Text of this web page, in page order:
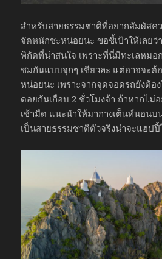
สำหรับสายธรรมชาติที่อยากสัมผัสค
จัดหนักซะหน่อยนะ ขอชี้เป้าให้เลยว่า
พิกัดที่น่าสนใจ เพราะที่นี่มีทะเลหม
ชมกันแบบจุกๆ เชียวละ แต่อาจจะต้
หน่อยนะ เพราะจากจุดจอดรถยังต้อ
ดอยกันเกือบ 2 ชั่วโมงจ้า ถ้าหากไ
เช้ามืด แนะนำให้มากางเต็นท์นอน
เป็นสายธรรมชาติตัวจริงน่าจะแฮปปี้